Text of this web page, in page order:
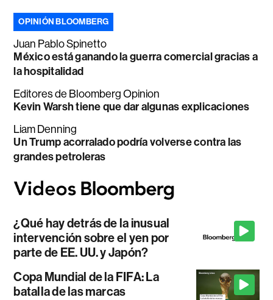
OPINIÓN BLOOMBERG
Juan Pablo Spinetto
México está ganando la guerra comercial gracias a
la hospitalidad
Editores de Bloomberg Opinion
Kevin Warsh tiene que dar algunas explicaciones
Liam Denning
Un Trump acorralado podría volverse contra las
grandes petroleras
¿Qué hay detrás de la inusual
intervención sobre el yen por
parte de EE. UU. y Japón?
Copa Mundial de la FIFA: La
batalla de las marcas